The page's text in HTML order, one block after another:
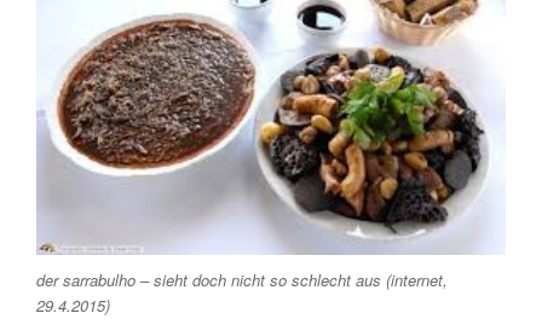
der sarrabulho – sieht doch nicht so schlecht aus (internet,
29.4.2015)